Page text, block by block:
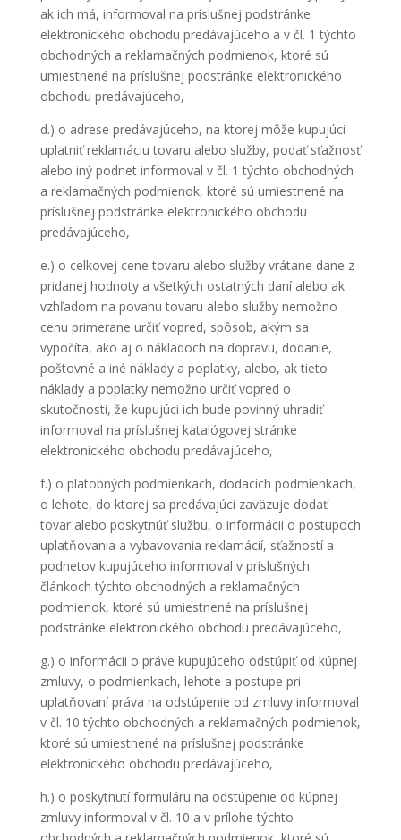
ak ich má, informoval na príslušnej podstránke
elektronického obchodu predávajúceho a v čl. 1 týchto
obchodných a reklamačných podmienok, ktoré sú
umiestnené na príslušnej podstránke elektronického
obchodu predávajúceho,
d.) o adrese predávajúceho, na ktorej môže kupujúci
uplatniť reklamáciu tovaru alebo služby, podať sťažnosť
alebo iný podnet informoval v čl. 1 týchto obchodných
a reklamačných podmienok, ktoré sú umiestnené na
príslušnej podstránke elektronického obchodu
predávajúceho,
e.) o celkovej cene tovaru alebo služby vrátane dane z
pridanej hodnoty a všetkých ostatných daní alebo ak
vzhľadom na povahu tovaru alebo služby nemožno
cenu primerane určiť vopred, spôsob, akým sa
vypočíta, ako aj o nákladoch na dopravu, dodanie,
poštovné a iné náklady a poplatky, alebo, ak tieto
náklady a poplatky nemožno určiť vopred o
skutočnosti, že kupujúci ich bude povinný uhradiť
informoval na príslušnej katalógovej stránke
elektronického obchodu predávajúceho,
f.) o platobných podmienkach, dodacích podmienkach,
o lehote, do ktorej sa predávajúci zaväzuje dodať
tovar alebo poskytnúť službu, o informácii o postupoch
uplatňovania a vybavovania reklamácií, sťažností a
podnetov kupujúceho informoval v príslušných
článkoch týchto obchodných a reklamačných
podmienok, ktoré sú umiestnené na príslušnej
podstránke elektronického obchodu predávajúceho,
g.) o informácii o práve kupujúceho odstúpiť od kúpnej
zmluvy, o podmienkach, lehote a postupe pri
uplatňovaní práva na odstúpenie od zmluvy informoval
v čl. 10 týchto obchodných a reklamačných podmienok,
ktoré sú umiestnené na príslušnej podstránke
elektronického obchodu predávajúceho,
h.) o poskytnutí formuláru na odstúpenie od kúpnej
zmluvy informoval v čl. 10 a v prílohe týchto